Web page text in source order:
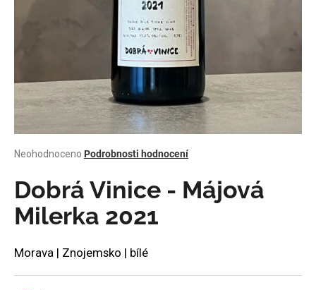
Průměrné
produktu
je
0,0
hvězdiček.
Neohodnoceno Podrobnosti hodnocení
Dobrá Vinice - Májová
Milerka 2021
Morava | Znojemsko | bílé
a
?
D
p
o